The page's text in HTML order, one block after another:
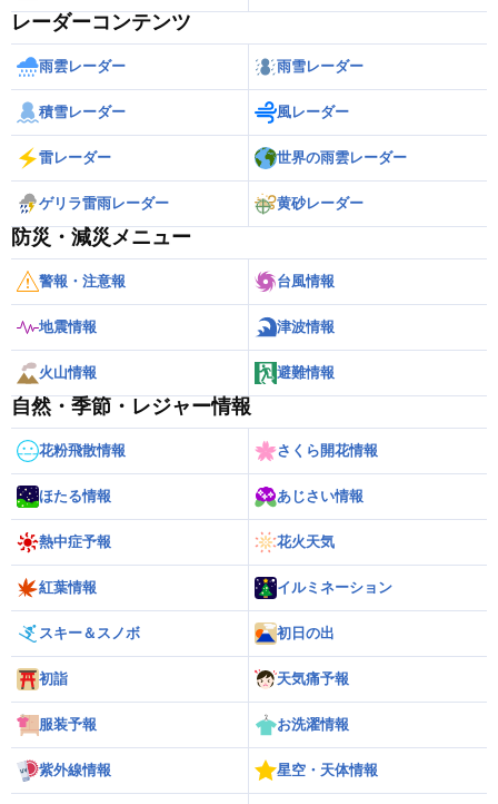
レーダーコンテンツ
雨雲レーダー 雨雪レーダー
積雪レーダー 風レーダー
雷レーダー 世界の雨雲レーダー
ゲリラ雷雨レーダー 黄砂レーダー
防災・減災メニュー
警報・注意報 台風情報
地震情報 津波情報
火山情報 避難情報
自然・季節・レジャー情報
花粉飛散情報 さくら開花情報
ほたる情報 あじさい情報
熱中症予報 花火天気
紅葉情報 イルミネーション
スキー＆スノボ 初日の出
初詣 天気痛予報
服装予報 お洗濯情報
紫外線情報 星空・天体情報